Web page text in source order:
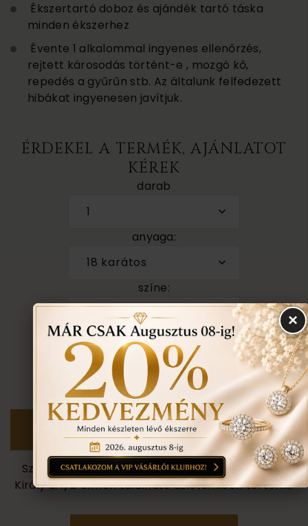
Ékszertartó doboz és ajándék tartó táska
minden ékszerhez
Évente 1 alkalommal ingyenes ellenőrzés,
rejtett károsodás történt-e , mozgó kő,
repedés a gyűrűn stb. Az általunk felfedezett
hibákat ingyenesen javítjuk.
ÉRDEKEL A TERMÉK, AJÁNLATOT
KÉREK
darab
1
anyaga:
18 karátos
színe:
mint a képen
méret:
nem tudom
Személyes megtekintés a Budapest VII. kerület,
Király u. 1/b címen található üzletünkben történik.
×